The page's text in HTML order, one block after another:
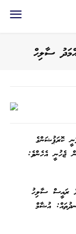
ސާލިހް
ކޮރަޕުޝަންގެ
ޖެހުނީ އެހެންވެ:
ރައީސް ސާލިހު
އުޝާމް